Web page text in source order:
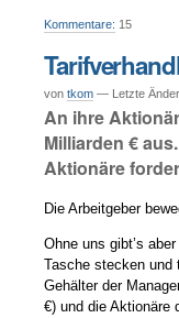
Kommentare: 15
von tkom — Letzte
An ihre
Milliarden €
Aktionäre
Die Arbeitgeber
Ohne uns gibt’s
Tasche stecken und
Gehälter der
€) und die Aktionäre